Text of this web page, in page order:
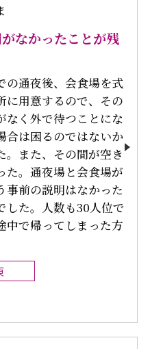
なかったことが残
の通夜後、会食場を式
に用意するので、その
なく外で待つことにな
合は困るのではないか
。また、その間が空き
た。通夜場と会食場が
事前の説明はなかった
した。人数も30人位で
中で帰ってしまった方